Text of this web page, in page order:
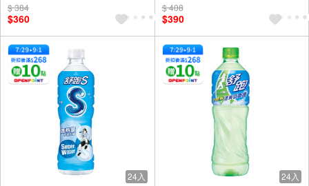
$ 384
$360
$ 408
$390
24入 24入